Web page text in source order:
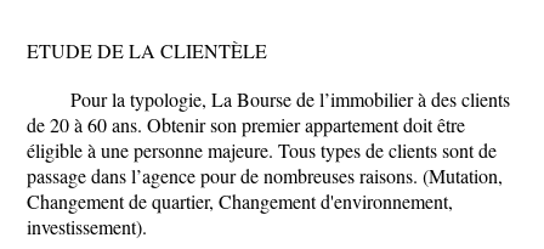
ETUDE DE LA CLIENTÈLE
Pour la typologie, La Bourse de l’immobilier à des clients
de 20 à 60 ans. Obtenir son premier appartement doit être
éligible à une personne majeure. Tous types de clients sont de
passage dans l’agence pour de nombreuses raisons. (Mutation,
Changement de quartier, Changement d'environnement,
investissement).